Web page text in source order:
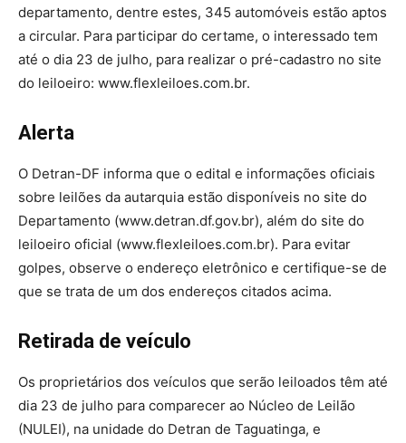
departamento, dentre estes, 345 automóveis estão aptos
a circular. Para participar do certame, o interessado tem
até o dia 23 de julho, para realizar o pré-cadastro no site
do leiloeiro: www.flexleiloes.com.br.
Alerta
O Detran-DF informa que o edital e informações oficiais
sobre leilões da autarquia estão disponíveis no site do
Departamento (www.detran.df.gov.br), além do site do
leiloeiro oficial (www.flexleiloes.com.br). Para evitar
golpes, observe o endereço eletrônico e certifique-se de
que se trata de um dos endereços citados acima.
Retirada de veículo
Os proprietários dos veículos que serão leiloados têm até
dia 23 de julho para comparecer ao Núcleo de Leilão
(NULEI), na unidade do Detran de Taguatinga, e